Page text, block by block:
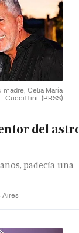
madre, Celia María
Cuccittini. (RRSS)
del
padecía una
Aires